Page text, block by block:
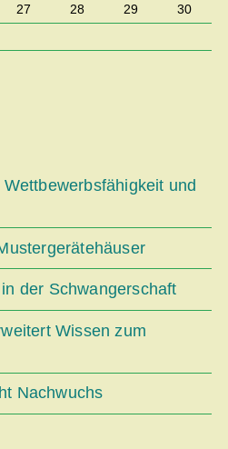
27 28 29
30
und
der Schwangerschaft
Wissen zum
Nachwuchs